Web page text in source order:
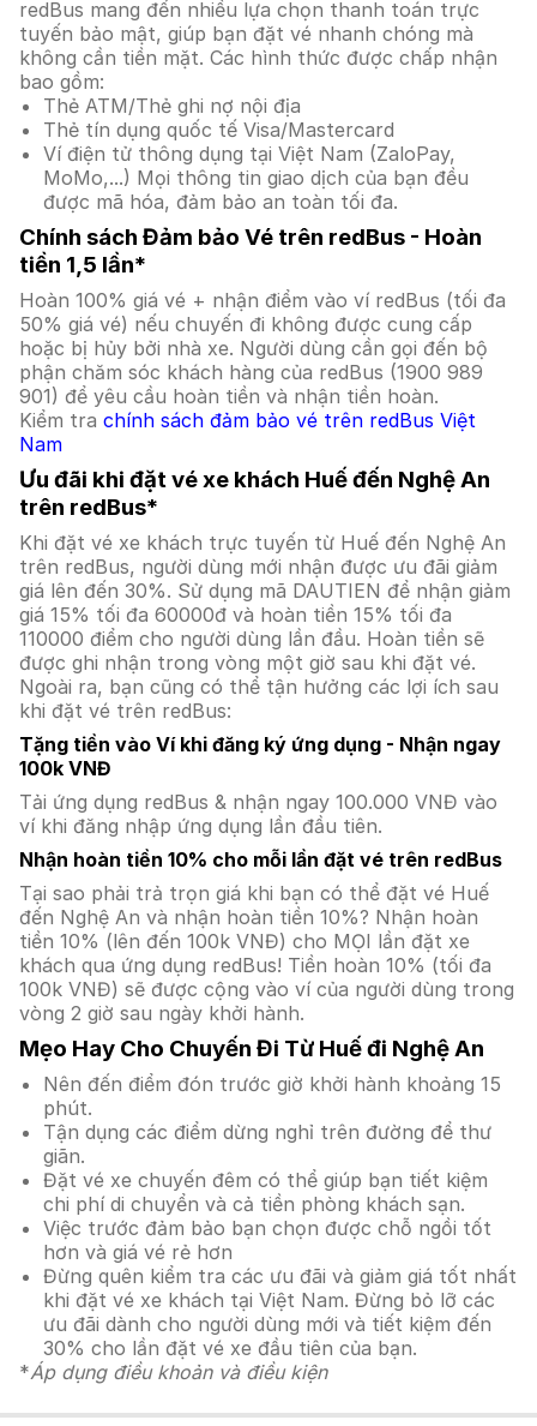
redBus mang đến nhiều lựa chọn thanh toán trực
tuyến bảo mật, giúp bạn đặt vé nhanh chóng mà
không cần tiền mặt. Các hình thức được chấp nhận
bao gồm:
Thẻ ATM/Thẻ ghi nợ nội địa
Thẻ tín dụng quốc tế Visa/Mastercard
Ví điện tử thông dụng tại Việt Nam (ZaloPay,
MoMo,...) Mọi thông tin giao dịch của bạn đều
được mã hóa, đảm bảo an toàn tối đa.
Chính sách Đảm bảo Vé trên redBus - Hoàn
tiền 1,5 lần*
Hoàn 100% giá vé + nhận điểm vào ví redBus (tối đa
50% giá vé) nếu chuyến đi không được cung cấp
hoặc bị hủy bởi nhà xe. Người dùng cần gọi đến bộ
phận chăm sóc khách hàng của redBus (1900 989
901) để yêu cầu hoàn tiền và nhận tiền hoàn.
Kiểm tra chính sách đảm bảo vé trên redBus Việt
Nam
Ưu đãi khi đặt vé xe khách Huế đến Nghệ An
trên redBus*
Khi đặt vé xe khách trực tuyến từ Huế đến Nghệ An
trên redBus, người dùng mới nhận được ưu đãi giảm
giá lên đến 30%. Sử dụng mã DAUTIEN để nhận giảm
giá 15% tối đa 60000đ và hoàn tiền 15% tối đa
110000 điểm cho người dùng lần đầu. Hoàn tiền sẽ
được ghi nhận trong vòng một giờ sau khi đặt vé.
Ngoài ra, bạn cũng có thể tận hưởng các lợi ích sau
khi đặt vé trên redBus:
Tặng tiền vào Ví khi đăng ký ứng dụng - Nhận ngay
100k VNĐ
Tải ứng dụng redBus & nhận ngay 100.000 VNĐ vào
ví khi đăng nhập ứng dụng lần đầu tiên.
Nhận hoàn tiền 10% cho mỗi lần đặt vé trên redBus
Tại sao phải trả trọn giá khi bạn có thể đặt vé Huế
đến Nghệ An và nhận hoàn tiền 10%? Nhận hoàn
tiền 10% (lên đến 100k VNĐ) cho MỌI lần đặt xe
khách qua ứng dụng redBus! Tiền hoàn 10% (tối đa
100k VNĐ) sẽ được cộng vào ví của người dùng trong
vòng 2 giờ sau ngày khởi hành.
Mẹo Hay Cho Chuyến Đi Từ Huế đi Nghệ An
Nên đến điểm đón trước giờ khởi hành khoảng 15
phút.
Tận dụng các điểm dừng nghỉ trên đường để thư
giãn.
Đặt vé xe chuyến đêm có thể giúp bạn tiết kiệm
chi phí di chuyển và cả tiền phòng khách sạn.
Việc trước đảm bảo bạn chọn được chỗ ngồi tốt
hơn và giá vé rẻ hơn
Đừng quên kiểm tra các ưu đãi và giảm giá tốt nhất
khi đặt vé xe khách tại Việt Nam. Đừng bỏ lỡ các
ưu đãi dành cho người dùng mới và tiết kiệm đến
30% cho lần đặt vé xe đầu tiên của bạn.
*Áp dụng điều khoản và điều kiện